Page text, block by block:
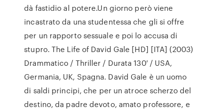
dà fastidio al potere.Un giorno però viene
incastrato da una studentessa che gli si offre
per un rapporto sessuale e poi lo accusa di
stupro. The Life of David Gale [HD] [ITA] (2003)
Drammatico / Thriller / Durata 130′ / USA,
Germania, UK, Spagna. David Gale è un uomo
di saldi principi, che per un atroce scherzo del
destino, da padre devoto, amato professore, e